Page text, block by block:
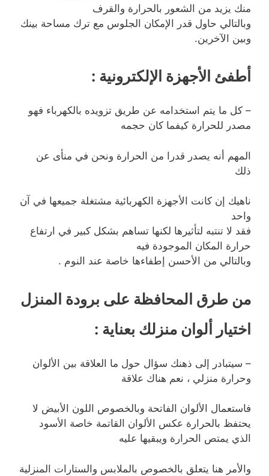
منك يزيد من الشعور بالحرارة والقرف
وبالتالي حاول قدر الإمكان الجلوس مع ترك مساحة بينك
وبين الآخرين.
أطفئ الأجهزة الإلكترونية :
– كل ما يتم استخدامه عن طريق تزويده بالكهرباء فهو
مصدر للحرارة كيفما كان حجمه
المهم أنه يصدر قدرا من الحرارة ونحن في منأى عن
ذلك
ناهيك إن كانت الأجهزة الكهربائية مشتغلة جميعها في آن
واحد
فقد لا تنتبه لتأثيرها لكنها تساهم بشكل كبير في ارتفاع
حرارة المكان الموجودة فيه
وبالتالي من الأحسن إطفاءها خاصة عند النوم .
من طرق المحافظة على برودة المنزل
اختيار ألوان منزلك بعناية :
– سيتبادر إلى ذهنك سؤال حول ما العلاقة بين الألوان
وحرارة منزلي ، نعم هناك علاقة
فاستعمال الألوان الفاتحة وبالخصوص اللون الأبيض لا
يحتفظ بالحرارة عكس الألوان القاتمة خاصة الأسود
الذي يمتص الحرارة ويبقيها عليه
والأمر هنا يتعلق بالخصوص بالملابس والستارات المنزلية